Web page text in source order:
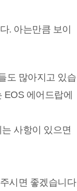
. 아는만큼 보이
도 많아지고 있습
에어드랍에
사항이 있으면
시면 좋겠습니다